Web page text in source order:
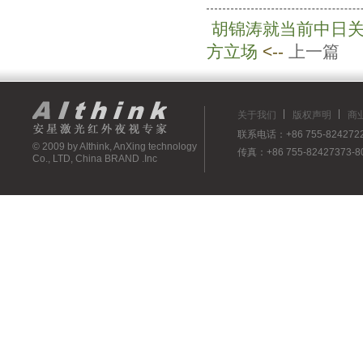
胡锦涛就当前中日
方立场 <-- 上一篇
© 2009 by AIthink, AnXing technology
Co., LTD, China BRAND .Inc
关于我们 版权声明
商
联系电话：+86 755-
传真：+86 755-82427373-